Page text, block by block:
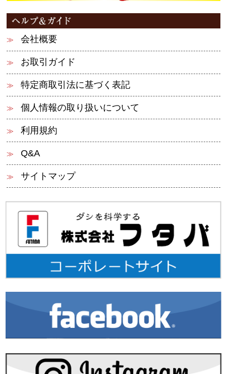
会社概要
お取引ガイド
特定商取引法に基づく表記
個人情報の取り扱いについて
利用規約
Q&A
サイトマップ